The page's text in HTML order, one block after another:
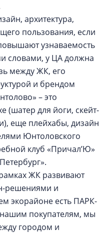
архитектура,
пользования, если
узнаваемость
словами, у ЦА должна
между ЖК, его
и брендом
– это
(шатер для йоги, скейт-
еще плейхабы, дизайн
Юнтоловского
клуб «Причал’Ю»
ЖК развивают
решениями и
экорайоне есть ПАРК-
покупателям, мы
городом и